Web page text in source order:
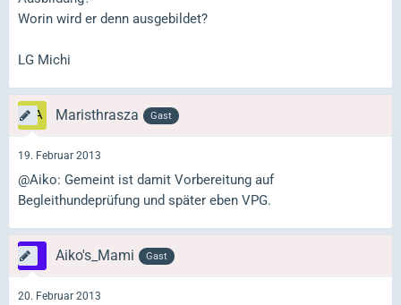
Worin wird er denn ausgebildet?
LG Michi
Maristhrasza Gast
19. Februar 2013
@Aiko: Gemeint ist damit Vorbereitung auf
Begleithundeprüfung und später eben VPG.
Aiko's_Mami Gast
20. Februar 2013